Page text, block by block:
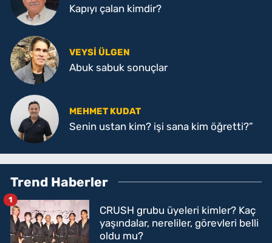
Kapıyı çalan kimdir?
VEYSI ÜLGEN
Abuk sabuk sonuçlar
MEHMET KUDAT
Senin ustan kim? işi sana kim öğretti?”
Trend Haberler
CRUSH grubu üyeleri kimler? Kaç
yaşındalar, nereliler, görevleri belli
oldu mu?
1